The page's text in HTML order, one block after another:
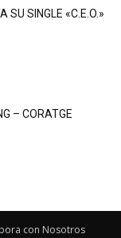
SU SINGLE «C.E.O.»
– CORATGE
con Nosotros